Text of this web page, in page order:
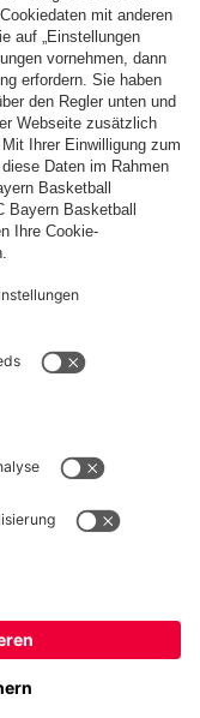
AG
81547 München
liefern!
liefern!